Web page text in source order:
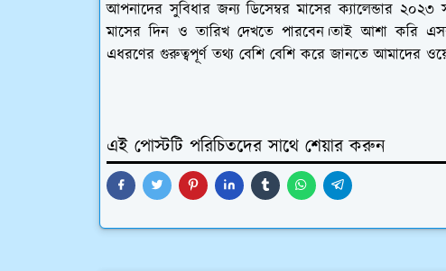
আপনাদের সুবিধার জন্য ডিসেম্বর মাসের ক্যালেন্ডার
মাসের দিন ও তারিখ দেখতে পারবেন।তাই আশা করি
এধরণের গুরুত্বপূর্ণ তথ্য বেশি বেশি করে জানতে আমাদের
এই পোস্টটি পরিচিতদের সাথে শেয়ার করুন